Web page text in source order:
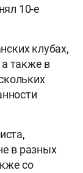
10-е
клубах,
также в
в разных
со